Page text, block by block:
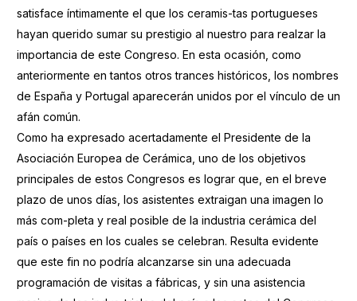
satisface íntimamente el que los ceramis-tas portugueses
hayan querido sumar su prestigio al nuestro para realzar la
importancia de este Congreso. En esta ocasión, como
anteriormente en tantos otros trances históricos, los nombres
de España y Portugal aparecerán unidos por el vínculo de un
afán común.
Como ha expresado acertadamente el Presidente de la
Asociación Europea de Cerámica, uno de los objetivos
principales de estos Congresos es lograr que, en el breve
plazo de unos días, los asistentes extraigan una imagen lo
más com-pleta y real posible de la industria cerámica del
país o países en los cuales se celebran. Resulta evidente
que este fin no podría alcanzarse sin una adecuada
programación de visitas a fábricas, y sin una asistencia